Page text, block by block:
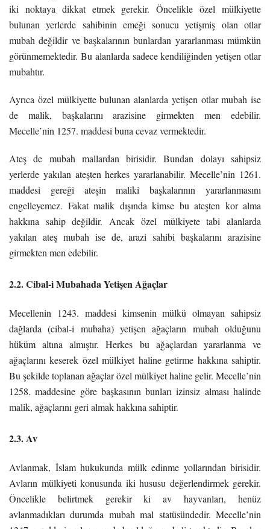
iki noktaya dikkat etmek gerekir. Öncelikle özel mülkiyette
bulunan yerlerde sahibinin emeği sonucu yetişmiş olan otlar
mubah değildir ve başkalarının bunlardan yararlanması mümkün
görünmemektedir. Bu alanlarda sadece kendiliğinden yetişen otlar
mubahtır.
Ayrıca özel mülkiyette bulunan alanlarda yetişen otlar mubah ise
de malik, başkalarını arazisine girmekten men edebilir.
Mecelle’nin 1257. maddesi buna cevaz vermektedir.
Ateş de mubah mallardan birisidir. Bundan dolayı sahipsiz
yerlerde yakılan ateşten herkes yararlanabilir. Mecelle’nin 1261.
maddesi gereği ateşin maliki başkalarının yararlanmasını
engelleyemez. Fakat malik dışında kimse bu ateşten kor alma
hakkına sahip değildir. Ancak özel mülkiyete tabi alanlarda
yakılan ateş mubah ise de, arazi sahibi başkalarını arazisine
girmekten men edebilir.
2.2. Cibal-i Mubahada Yetişen Ağaçlar
Mecellenin 1243. maddesi kimsenin mülkü olmayan sahipsiz
dağlarda (cibal-i mubaha) yetişen ağaçların mubah olduğunu
hüküm altına almıştır. Herkes bu ağaçlardan yararlanma ve
ağaçlarını keserek özel mülkiyet haline getirme hakkına sahiptir.
Bu şekilde toplanan ağaçlar özel mülkiyet haline gelir. Mecelle’nin
1258. maddesine göre başkasının bunları izinsiz alması halinde
malik, ağaçlarını geri almak hakkına sahiptir.
2.3. Av
Avlanmak, İslam hukukunda mülk edinme yollarından birisidir.
Avların mülkiyeti konusunda iki hususu değerlendirmek gerekir.
Öncelikle belirtmek gerekir ki av hayvanları, henüz
avlanmadıkları durumda mubah mal statüsündedir. Mecelle’nin